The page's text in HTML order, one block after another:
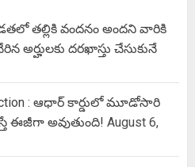
తల్లికి వందనం అందని వారికి
అర్హులకు దరఖాస్తు చేసుకునే
: ఆధార్ కార్డులో మూడోసారి
ఈజీగా అవుతుంది! August 6,